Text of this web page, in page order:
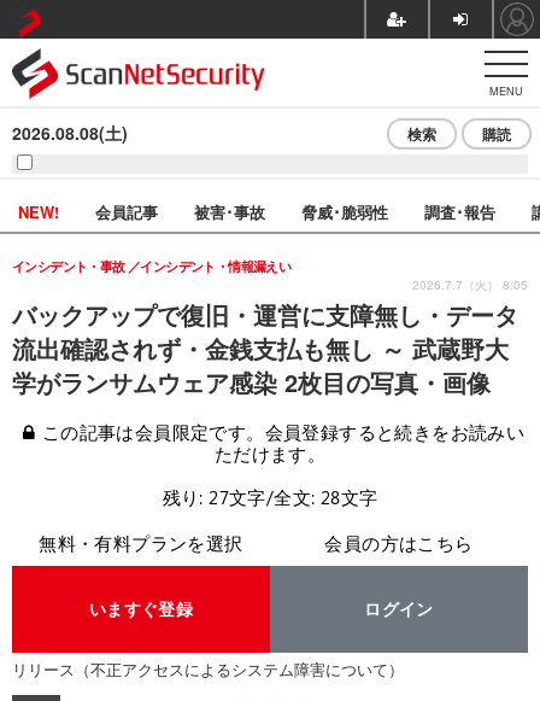
MENU
2026.08.08(土) 検索 購読
NEW! 会員記事 被害･事故 脅威･脆弱性 調査･報告
バックアップで復旧・運営に支障無し・データ
流出確認されず・金銭支払も無し ～ 武蔵野大
学がランサムウェア感染 2枚目の写真・画像
インシデント・事故 インシデント・情報漏えい
2026.7.7（火） 8:05
この記事は会員限定です。会員登録すると続きをお読みい
ただけます。
残り: 27文字/全文: 28文字
無料・有料プランを選択
いますぐ登録
会員の方はこちら
ログイン
リリース（不正アクセスによるシステム障害について）